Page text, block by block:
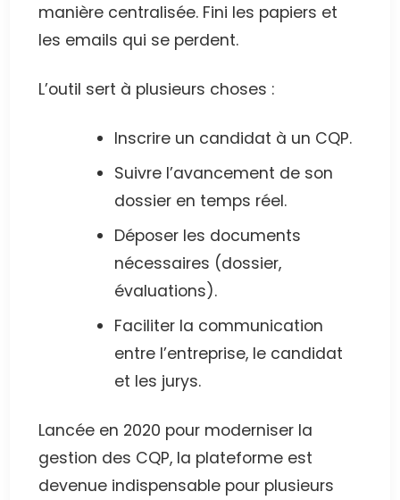
manière centralisée. Fini les papiers et
les emails qui se perdent.
L’outil sert à plusieurs choses :
Inscrire un candidat à un CQP.
Suivre l’avancement de son
dossier en temps réel.
Déposer les documents
nécessaires (dossier,
évaluations).
Faciliter la communication
entre l’entreprise, le candidat
et les jurys.
Lancée en 2020 pour moderniser la
gestion des CQP, la plateforme est
devenue indispensable pour plusieurs